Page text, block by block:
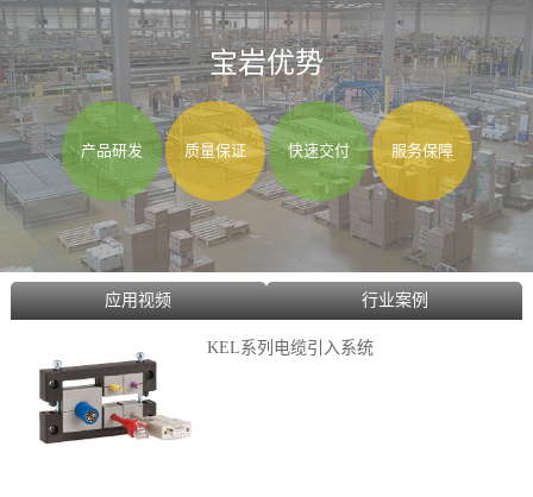
宝岩优势
产品研发 质量保证 快速交付 服务保障
应用视频 行业案例
KEL系列电缆引入系统